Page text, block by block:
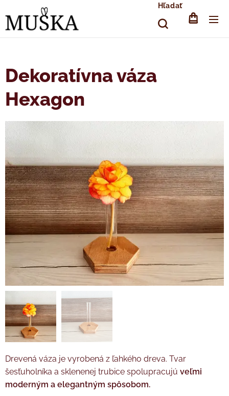
Hľadať
Dekoratívna váza
Hexagon
Drevená váza je vyrobená z ľahkého dreva. Tvar
šesťuholníka a sklenenej trubice spolupracujú veľmi
moderným a elegantným spôsobom.